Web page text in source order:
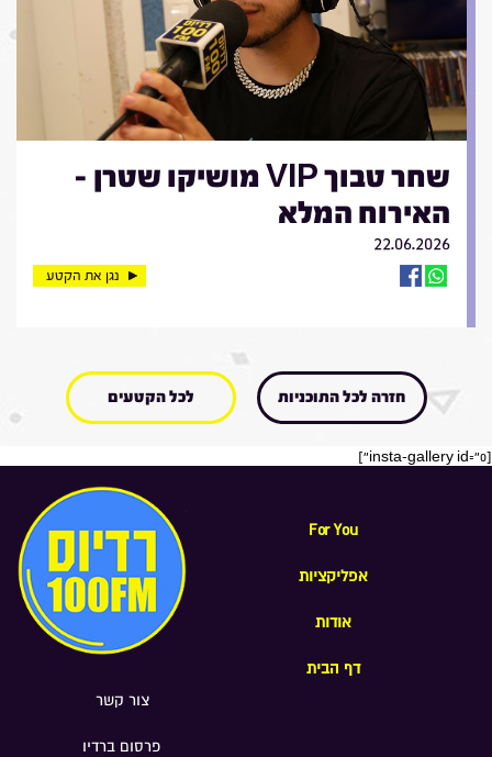
שחר טבוך VIP מושיקו שטרן -
האירוח המלא
22.06.2026
נגן את הקטע
חזרה לכל התוכניות לכל הקטעים
[insta-gallery id="0"]
For You
אפליקציות
אודות
דף הבית
צור קשר
פרסום ברדיו